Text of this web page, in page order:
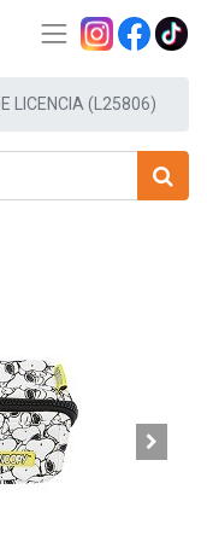
LICENCIA (L25806)